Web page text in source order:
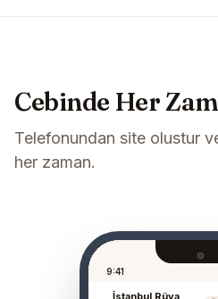
Cebinde Her
Telefonundan site olustur
her zaman.
9:41